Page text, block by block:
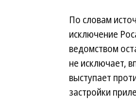
По словам
исключение
ведомством
не исключает,
выступает
застройки